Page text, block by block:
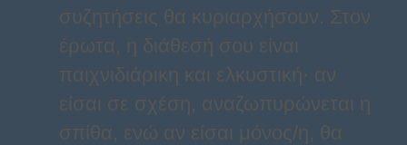
συζητήσεις θα κυριαρχήσουν. Στον
έρωτα, η διάθεσή σου είναι
παιχνιδιάρικη και ελκυστική· αν
είσαι σε σχέση, αναζωπυρώνεται η
σπίθα, ενώ αν είσαι μόνος/η, θα